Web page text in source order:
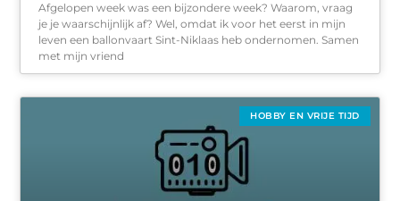
Afgelopen week was een bijzondere week? Waarom, vraag
je je waarschijnlijk af? Wel, omdat ik voor het eerst in mijn
leven een ballonvaart Sint-Niklaas heb ondernomen. Samen
met mijn vriend
HOBBY EN VRIJE TIJD